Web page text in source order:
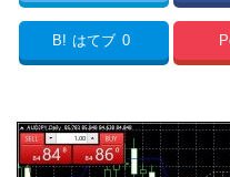
B! はてブ 0